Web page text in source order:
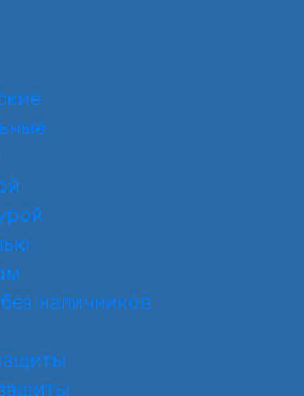
наличников